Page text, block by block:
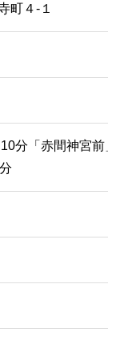
町４-１
分「赤間神宮前」